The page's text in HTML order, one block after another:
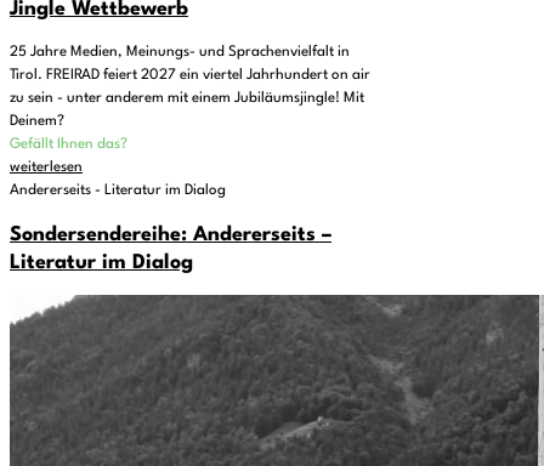
Jingle Wettbewerb
25 Jahre Medien, Meinungs- und Sprachenvielfalt in
Tirol. FREIRAD feiert 2027 ein viertel Jahrhundert on air
zu sein - unter anderem mit einem Jubiläumsjingle! Mit
Deinem?
Gefällt Ihnen das?
weiterlesen
Andererseits - Literatur im Dialog
Sondersendereihe: Andererseits –
Literatur im Dialog